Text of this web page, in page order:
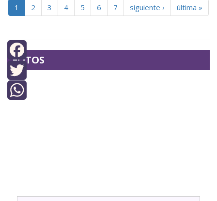
1 2 3 4 5 6 7 siguiente › última »
FOTOS
Facebook
Twitter